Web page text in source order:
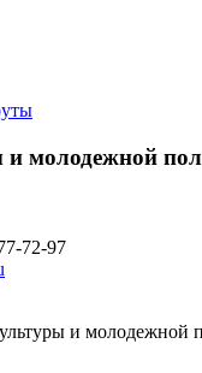
и молодежной
72-97
и молодежной